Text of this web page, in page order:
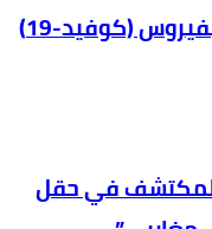
المغرب : حصيلة ثقيلة للإصابات بفيروس (كوفيد-19)
في حقل